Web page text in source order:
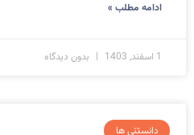
ادامه مطلب »
1 اسفند, 1403 بدون دیدگاه
دانستنی ها